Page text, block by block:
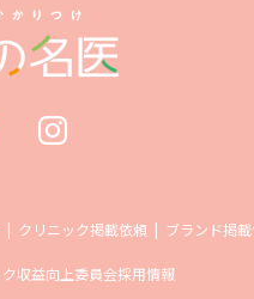
クリニック掲載依頼 ブランド掲
収益向上委員会採用情報